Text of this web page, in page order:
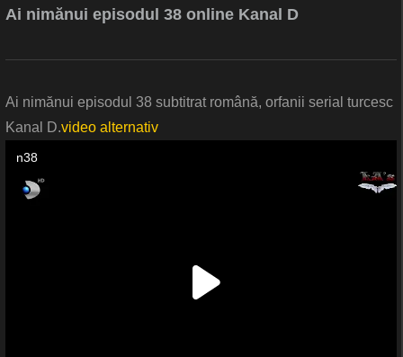
Ai nimănui episodul 38 online Kanal D
Ai nimănui episodul 38 subtitrat română, orfanii serial turcesc
Kanal D.video alternativ